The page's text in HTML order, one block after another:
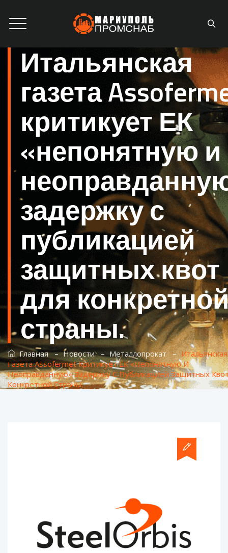
Итальянская
газета
критикует ЕК
«непонятную и
задержку с
публикацией
защитных квот
для
страны.
Главная–Новости–Металлопрокат–Итальянская
Газета Assofermet Критикует ЕК «непонятную И
Неоправданную» Задержку С Публикацией Защитных
Конкретной Страны.